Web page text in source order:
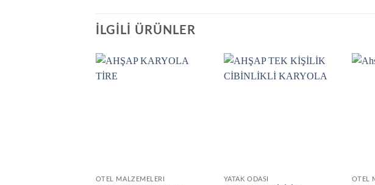
İLGILI ÜRÜNLER
OTEL MALZEMELERI YATAK ODASI OTEL